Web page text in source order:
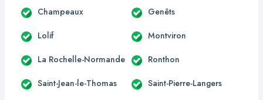
Champeaux Genêts
Lolif Montviron
La Rochelle-Normande Ronthon
Saint-Jean-le-Thomas Saint-Pierre-Langers